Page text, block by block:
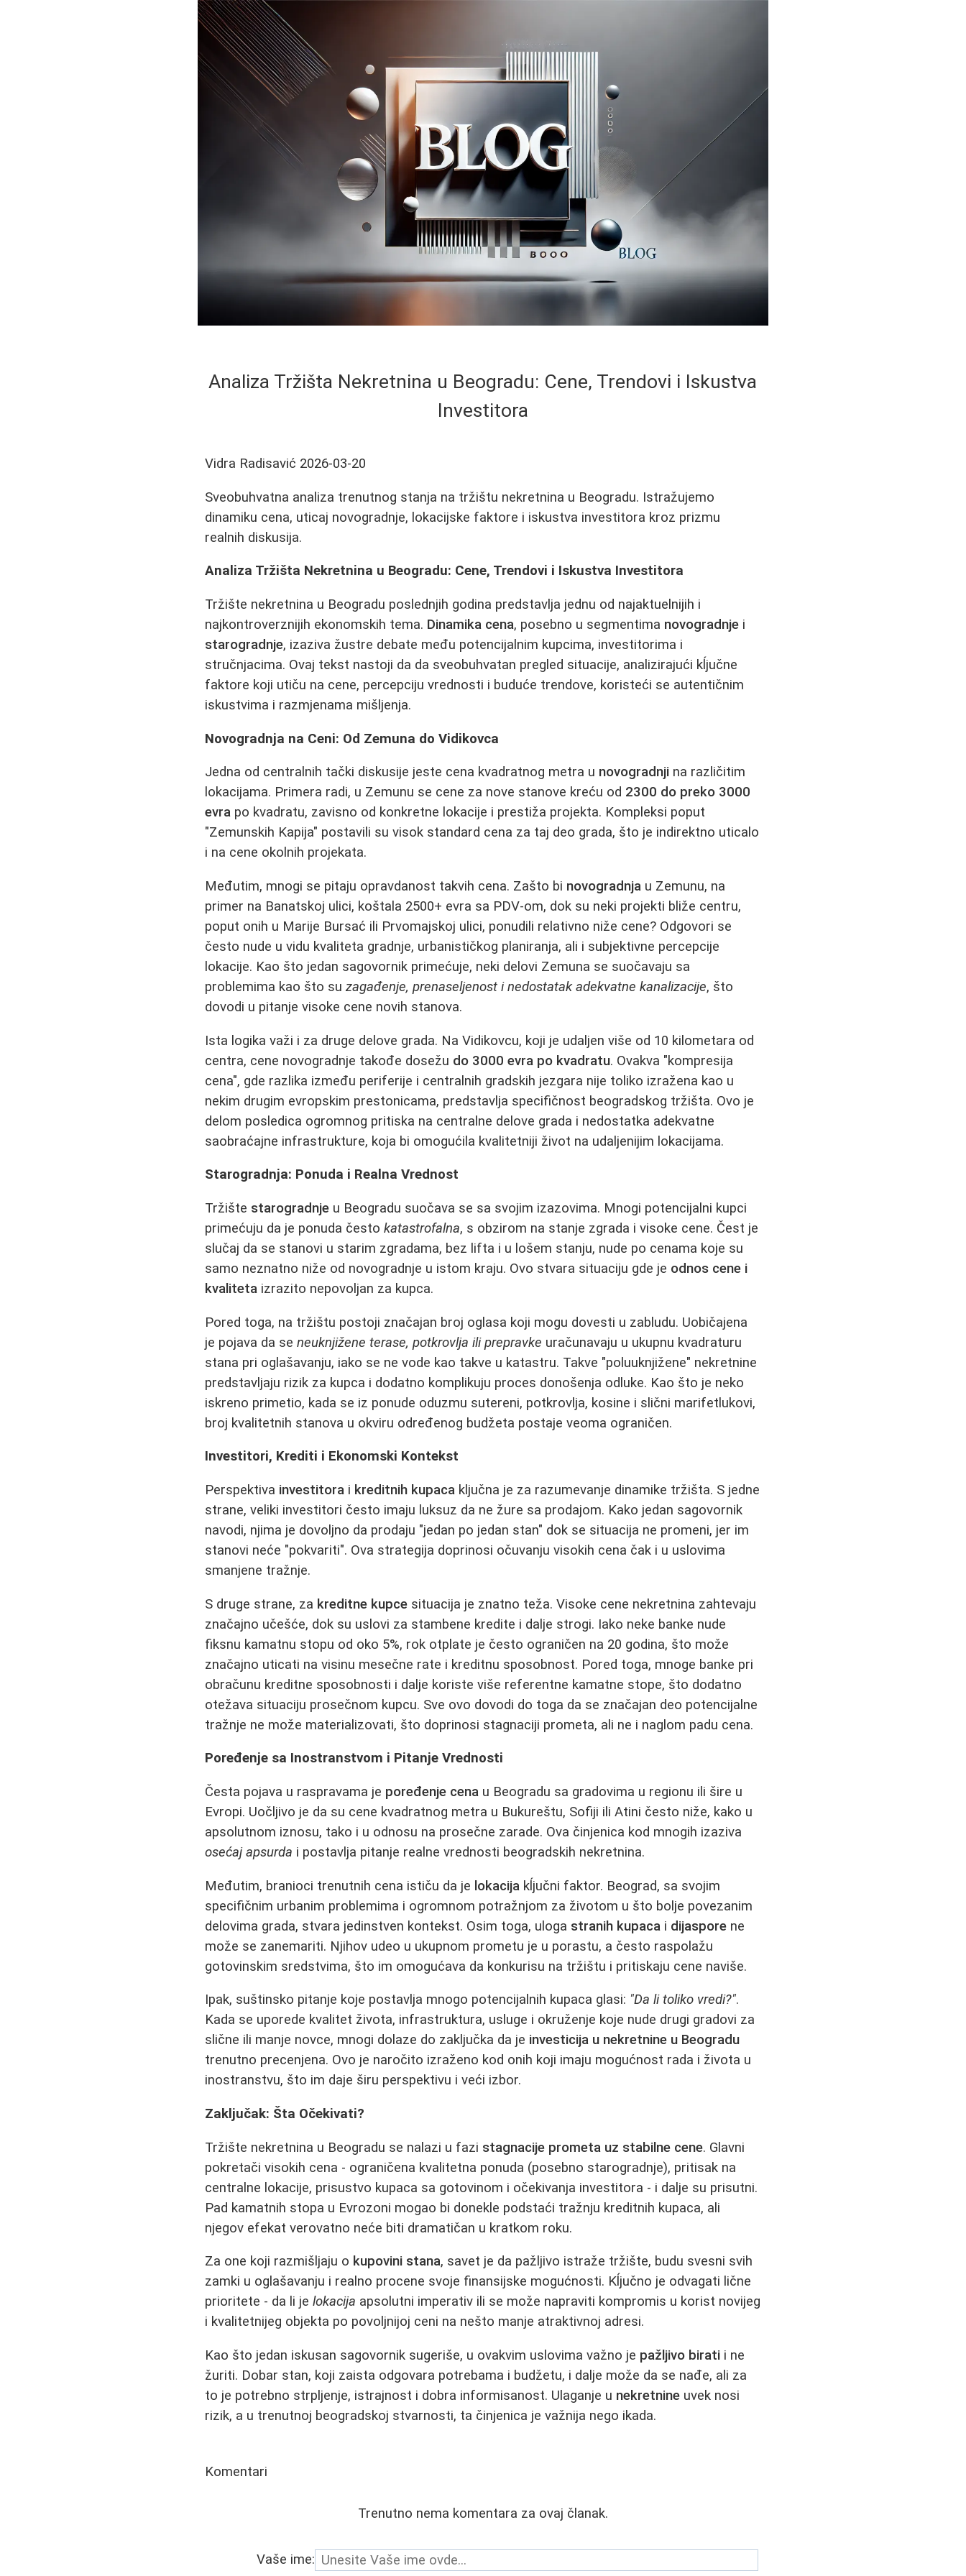
Analiza Tržišta Nekretnina u Beogradu: Cene, Trendovi i Iskustva
Investitora
Vidra Radisavić 2026-03-20
Sveobuhvatna analiza trenutnog stanja na tržištu nekretnina u Beogradu. Istražujemo
dinamiku cena, uticaj novogradnje, lokacijske faktore i iskustva investitora kroz prizmu
realnih diskusija.
Analiza Tržišta Nekretnina u Beogradu: Cene, Trendovi i Iskustva Investitora
Tržište nekretnina u Beogradu poslednjih godina predstavlja jednu od najaktuelnijih i
najkontroverznijih ekonomskih tema. Dinamika cena, posebno u segmentima novogradnje i
starogradnje, izaziva žustre debate među potencijalnim kupcima, investitorima i
stručnjacima. Ovaj tekst nastoji da da sveobuhvatan pregled situacije, analizirajući kĺjučne
faktore koji utiču na cene, percepciju vrednosti i buduće trendove, koristeći se autentičnim
iskustvima i razmjenama mišljenja.
Novogradnja na Ceni: Od Zemuna do Vidikovca
Jedna od centralnih tački diskusije jeste cena kvadratnog metra u novogradnji na različitim
lokacijama. Primera radi, u Zemunu se cene za nove stanove kreću od 2300 do preko 3000
evra po kvadratu, zavisno od konkretne lokacije i prestiža projekta. Kompleksi poput
"Zemunskih Kapija" postavili su visok standard cena za taj deo grada, što je indirektno uticalo
i na cene okolnih projekata.
Međutim, mnogi se pitaju opravdanost takvih cena. Zašto bi novogradnja u Zemunu, na
primer na Banatskoj ulici, koštala 2500+ evra sa PDV-om, dok su neki projekti bliže centru,
poput onih u Marije Bursać ili Prvomajskoj ulici, ponudili relativno niže cene? Odgovori se
često nude u vidu kvaliteta gradnje, urbanističkog planiranja, ali i subjektivne percepcije
lokacije. Kao što jedan sagovornik primećuje, neki delovi Zemuna se suočavaju sa
problemima kao što suzagađenje, prenaseljenost i nedostatak adekvatne kanalizacije, što
dovodi u pitanje visoke cene novih stanova.
Ista logika važi i za druge delove grada. Na Vidikovcu, koji je udaljen više od 10 kilometara od
centra, cene novogradnje takođe dosežu do 3000 evra po kvadratu. Ovakva "kompresija
cena", gde razlika između periferije i centralnih gradskih jezgara nije toliko izražena kao u
nekim drugim evropskim prestonicama, predstavlja specifičnost beogradskog tržišta. Ovo je
delom posledica ogromnog pritiska na centralne delove grada i nedostatka adekvatne
saobraćajne infrastrukture, koja bi omogućila kvalitetniji život na udaljenijim lokacijama.
Starogradnja: Ponuda i Realna Vrednost
Tržište starogradnje u Beogradu suočava se sa svojim izazovima. Mnogi potencijalni kupci
primećuju da je ponuda čestokatastrofalna, s obzirom na stanje zgrada i visoke cene. Čest je
slučaj da se stanovi u starim zgradama, bez lifta i u lošem stanju, nude po cenama koje su
samo neznatno niže od novogradnje u istom kraju. Ovo stvara situaciju gde je odnos cene i
kvaliteta izrazito nepovoljan za kupca.
Pored toga, na tržištu postoji značajan broj oglasa koji mogu dovesti u zabludu. Uobičajena
je pojava da seneuknjižene terase, potkrovlja ili prepravke uračunavaju u ukupnu kvadraturu
stana pri oglašavanju, iako se ne vode kao takve u katastru. Takve "poluuknjižene" nekretnine
predstavljaju rizik za kupca i dodatno komplikuju proces donošenja odluke. Kao što je neko
iskreno primetio, kada se iz ponude oduzmu sutereni, potkrovlja, kosine i slični marifetlukovi,
broj kvalitetnih stanova u okviru određenog budžeta postaje veoma ograničen.
Investitori, Krediti i Ekonomski Kontekst
Perspektiva investitora i kreditnih kupaca ključna je za razumevanje dinamike tržišta. S jedne
strane, veliki investitori često imaju luksuz da ne žure sa prodajom. Kako jedan sagovornik
navodi, njima je dovoljno da prodaju "jedan po jedan stan" dok se situacija ne promeni, jer im
stanovi neće "pokvariti". Ova strategija doprinosi očuvanju visokih cena čak i u uslovima
smanjene tražnje.
S druge strane, za kreditne kupce situacija je znatno teža. Visoke cene nekretnina zahtevaju
značajno učešće, dok su uslovi za stambene kredite i dalje strogi. Iako neke banke nude
fiksnu kamatnu stopu od oko 5%, rok otplate je često ograničen na 20 godina, što može
značajno uticati na visinu mesečne rate i kreditnu sposobnost. Pored toga, mnoge banke pri
obračunu kreditne sposobnosti i dalje koriste više referentne kamatne stope, što dodatno
otežava situaciju prosečnom kupcu. Sve ovo dovodi do toga da se značajan deo potencijalne
tražnje ne može materializovati, što doprinosi stagnaciji prometa, ali ne i naglom padu cena.
Poređenje sa Inostranstvom i Pitanje Vrednosti
Česta pojava u raspravama je poređenje cena u Beogradu sa gradovima u regionu ili šire u
Evropi. Uočljivo je da su cene kvadratnog metra u Bukureštu, Sofiji ili Atini često niže, kako u
apsolutnom iznosu, tako i u odnosu na prosečne zarade. Ova činjenica kod mnogih izaziva
osećaj apsurda i postavlja pitanje realne vrednosti beogradskih nekretnina.
Međutim, branioci trenutnih cena ističu da je lokacija kĺjučni faktor. Beograd, sa svojim
specifičnim urbanim problemima i ogromnom potražnjom za životom u što bolje povezanim
delovima grada, stvara jedinstven kontekst. Osim toga, uloga stranih kupaca i dijaspore ne
može se zanemariti. Njihov udeo u ukupnom prometu je u porastu, a često raspolažu
gotovinskim sredstvima, što im omogućava da konkurisu na tržištu i pritiskaju cene naviše.
Ipak, suštinsko pitanje koje postavlja mnogo potencijalnih kupaca glasi: "Da li toliko vredi?".
Kada se uporede kvalitet života, infrastruktura, usluge i okruženje koje nude drugi gradovi za
slične ili manje novce, mnogi dolaze do zaključka da je investicija u nekretnine u Beogradu
trenutno precenjena. Ovo je naročito izraženo kod onih koji imaju mogućnost rada i života u
inostranstvu, što im daje širu perspektivu i veći izbor.
Zaključak: Šta Očekivati?
Tržište nekretnina u Beogradu se nalazi u fazi stagnacije prometa uz stabilne cene. Glavni
pokretači visokih cena - ograničena kvalitetna ponuda (posebno starogradnje), pritisak na
centralne lokacije, prisustvo kupaca sa gotovinom i očekivanja investitora - i dalje su prisutni.
Pad kamatnih stopa u Evrozoni mogao bi donekle podstaći tražnju kreditnih kupaca, ali
njegov efekat verovatno neće biti dramatičan u kratkom roku.
Za one koji razmišljaju o kupovini stana, savet je da pažljivo istraže tržište, budu svesni svih
zamki u oglašavanju i realno procene svoje finansijske mogućnosti. Kĺjučno je odvagati lične
prioritete - da li jelokacija apsolutni imperativ ili se može napraviti kompromis u korist novijeg
i kvalitetnijeg objekta po povoljnijoj ceni na nešto manje atraktivnoj adresi.
Kao što jedan iskusan sagovornik sugeriše, u ovakvim uslovima važno je pažljivo birati i ne
žuriti. Dobar stan, koji zaista odgovara potrebama i budžetu, i dalje može da se nađe, ali za
to je potrebno strpljenje, istrajnost i dobra informisanost. Ulaganje u nekretnine uvek nosi
rizik, a u trenutnoj beogradskoj stvarnosti, ta činjenica je važnija nego ikada.
Komentari
Trenutno nema komentara za ovaj članak.
Vaše ime: